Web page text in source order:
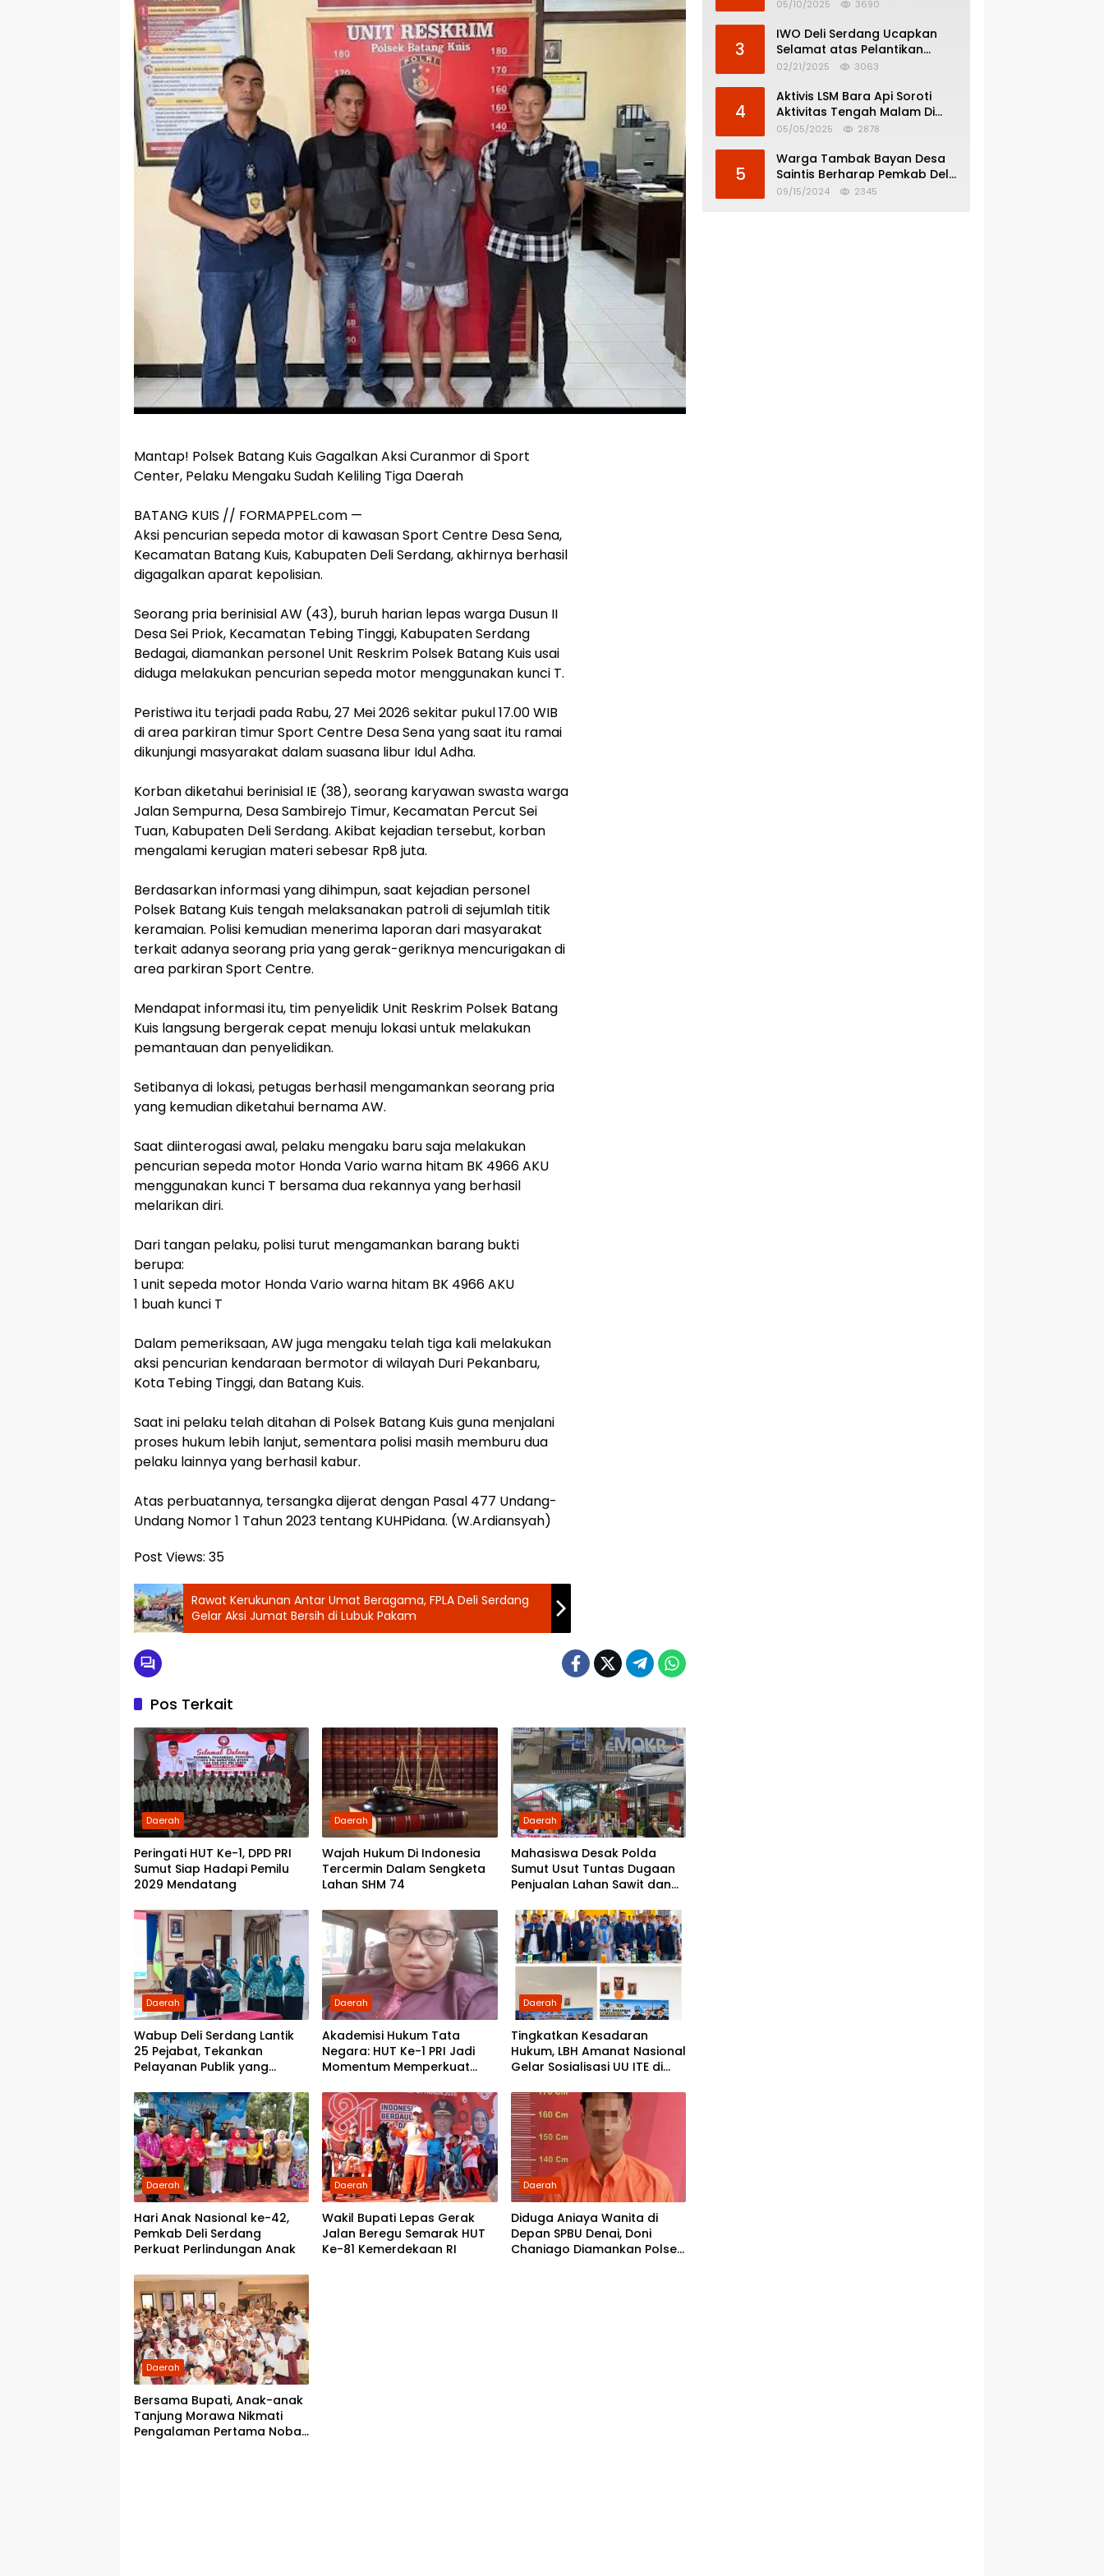
‎Mantap! Polsek Batang Kuis Gagalkan Aksi Curanmor di Sport
Center, Pelaku Mengaku Sudah Keliling Tiga Daerah
‎BATANG KUIS // FORMAPPEL.com —
‎Aksi pencurian sepeda motor di kawasan Sport Centre Desa Sena,
Kecamatan Batang Kuis, Kabupaten Deli Serdang, akhirnya berhasil
digagalkan aparat kepolisian.
‎Seorang pria berinisial AW (43), buruh harian lepas warga Dusun II
Desa Sei Priok, Kecamatan Tebing Tinggi, Kabupaten Serdang
Bedagai, diamankan personel Unit Reskrim Polsek Batang Kuis usai
diduga melakukan pencurian sepeda motor menggunakan kunci T.
‎Peristiwa itu terjadi pada Rabu, 27 Mei 2026 sekitar pukul 17.00 WIB
di area parkiran timur Sport Centre Desa Sena yang saat itu ramai
dikunjungi masyarakat dalam suasana libur Idul Adha.
‎Korban diketahui berinisial IE (38), seorang karyawan swasta warga
Jalan Sempurna, Desa Sambirejo Timur, Kecamatan Percut Sei
Tuan, Kabupaten Deli Serdang. Akibat kejadian tersebut, korban
mengalami kerugian materi sebesar Rp8 juta.
‎Berdasarkan informasi yang dihimpun, saat kejadian personel
Polsek Batang Kuis tengah melaksanakan patroli di sejumlah titik
keramaian. Polisi kemudian menerima laporan dari masyarakat
terkait adanya seorang pria yang gerak-geriknya mencurigakan di
area parkiran Sport Centre.
‎Mendapat informasi itu, tim penyelidik Unit Reskrim Polsek Batang
Kuis langsung bergerak cepat menuju lokasi untuk melakukan
pemantauan dan penyelidikan.
‎Setibanya di lokasi, petugas berhasil mengamankan seorang pria
yang kemudian diketahui bernama AW.
‎Saat diinterogasi awal, pelaku mengaku baru saja melakukan
pencurian sepeda motor Honda Vario warna hitam BK 4966 AKU
menggunakan kunci T bersama dua rekannya yang berhasil
melarikan diri.
‎Dari tangan pelaku, polisi turut mengamankan barang bukti
berupa:
‎1 unit sepeda motor Honda Vario warna hitam BK 4966 AKU
‎1 buah kunci T
‎Dalam pemeriksaan, AW juga mengaku telah tiga kali melakukan
aksi pencurian kendaraan bermotor di wilayah Duri Pekanbaru,
Kota Tebing Tinggi, dan Batang Kuis.
‎Saat ini pelaku telah ditahan di Polsek Batang Kuis guna menjalani
proses hukum lebih lanjut, sementara polisi masih memburu dua
pelaku lainnya yang berhasil kabur.
‎Atas perbuatannya, tersangka dijerat dengan Pasal 477 Undang-
Undang Nomor 1 Tahun 2023 tentang KUHPidana. (W.Ardiansyah)
Post Views: 35
‎Rawat Kerukunan Antar Umat Beragama, FPLA Deli Serdang
Gelar Aksi Jumat Bersih di Lubuk Pakam
Pos Terkait
Daerah
Peringati HUT Ke-1, DPD PRI
Sumut Siap Hadapi Pemilu
2029 Mendatang
Daerah
Wajah Hukum Di Indonesia
Tercermin Dalam Sengketa
Lahan SHM 74
Daerah
Mahasiswa Desak Polda
Sumut Usut Tuntas Dugaan
Penjualan Lahan Sawit dan
Partai Demokrat Sumut
Daerah
Wabup Deli Serdang Lantik
25 Pejabat, Tekankan
Pelayanan Publik yang
Daerah
Akademisi Hukum Tata
Negara: HUT Ke-1 PRI Jadi
Momentum Memperkuat
kepada Rakyat
Daerah
Tingkatkan Kesadaran
Hukum, LBH Amanat Nasional
Gelar Sosialisasi UU ITE di
Daerah
Hari Anak Nasional ke-42,
Pemkab Deli Serdang
Perkuat Perlindungan Anak
Daerah
Wakil Bupati Lepas Gerak
Jalan Beregu Semarak HUT
Ke-81 Kemerdekaan RI
Daerah
Diduga Aniaya Wanita di
Depan SPBU Denai, Doni
Chaniago Diamankan Polsek
Daerah
Bersama Bupati, Anak-anak
Tanjung Morawa Nikmati
Pengalaman Pertama Nobar
05/10/2025 3690
3
IWO Deli Serdang Ucapkan
Selamat atas Pelantikan
Bupati dan Wakil Bupati Deli
02/21/2025 3063
4
Aktivis LSM Bara Api Soroti
Aktivitas Tengah Malam Di
SPBU 14.213.228 Bandar Tinggi
05/05/2025 2878
5
Warga Tambak Bayan Desa
Saintis Berharap Pemkab Deli
Serdang Atasi Banjir
09/15/2024 2345